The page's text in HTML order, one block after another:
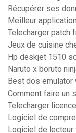
Récupérer ses
Meilleur
Telecharger patch
Jeux de cuisine
Hp deskjet 1510
Naruto x boruto
Best dos
Comment faire un
Telecharger
Logiciel de
Logiciel de lecteur